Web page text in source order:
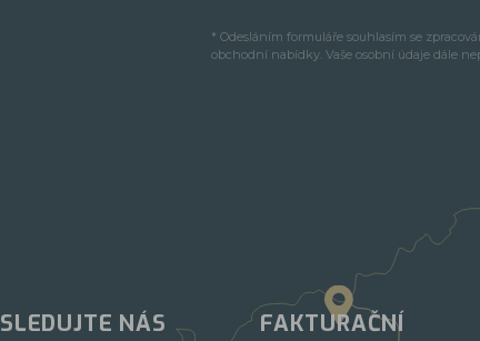
* Odesláním formuláře souhlasím se
obchodní nabídky. Vaše osobní údaje dále
SLEDUJTE NÁS
FAKTURAČNÍ